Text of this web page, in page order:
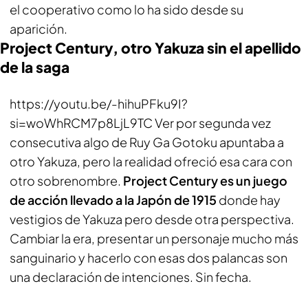
el cooperativo como lo ha sido desde su
aparición.
Project Century, otro Yakuza sin el apellido
de la saga
https://youtu.be/-hihuPFku9I?
si=woWhRCM7p8LjL9TC Ver por segunda vez
consecutiva algo de Ruy Ga Gotoku apuntaba a
otro Yakuza, pero la realidad ofreció esa cara con
otro sobrenombre. Project Century es un juego
de acción llevado a la Japón de 1915 donde hay
vestigios de Yakuza pero desde otra perspectiva.
Cambiar la era, presentar un personaje mucho más
sanguinario y hacerlo con esas dos palancas son
una declaración de intenciones. Sin fecha.